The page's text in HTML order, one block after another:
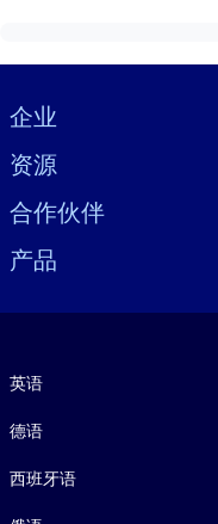
Visually hidden Text
企业
资源
合作伙伴
产品
英语
德语
西班牙语